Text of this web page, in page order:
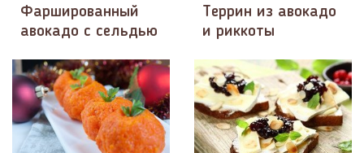
Фаршированный
авокадо с сельдью
Террин из авокадо
и риккоты